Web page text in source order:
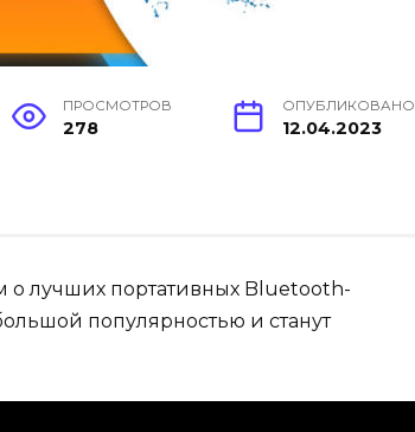
ПРОСМОТРОВ
278
ОПУБЛИКОВАНО
12.04.2023
о лучших портативных Bluetooth-
популярностью и станут